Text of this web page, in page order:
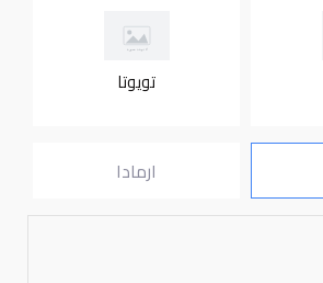
تويوتا
ارمادا